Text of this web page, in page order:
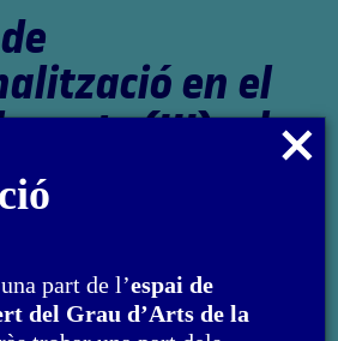
en el
arts (III): el
i l’autogestió
Vicent
material docent han estat
Tancar
modal
part de l’espai de
del Grau d’Arts de la